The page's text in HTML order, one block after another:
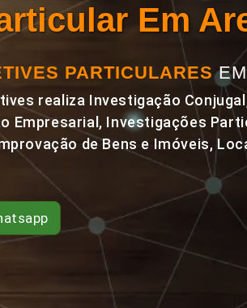
Em
PARTICULARES
realiza Investigação
Empresarial, Investigações
de Bens e Imóveis,